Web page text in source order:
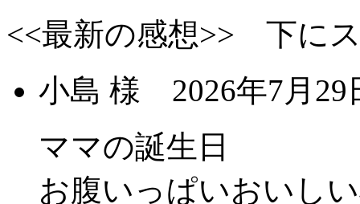
<<最新の感想>> 下に
小島 様
2026年7月
ママの誕生日
お腹いっぱいおいし